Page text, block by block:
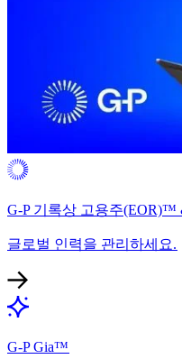
G-P 기록상 고용주(EOR)™
글로벌 인력을 관리하세요.​​
G-P Gia™​​